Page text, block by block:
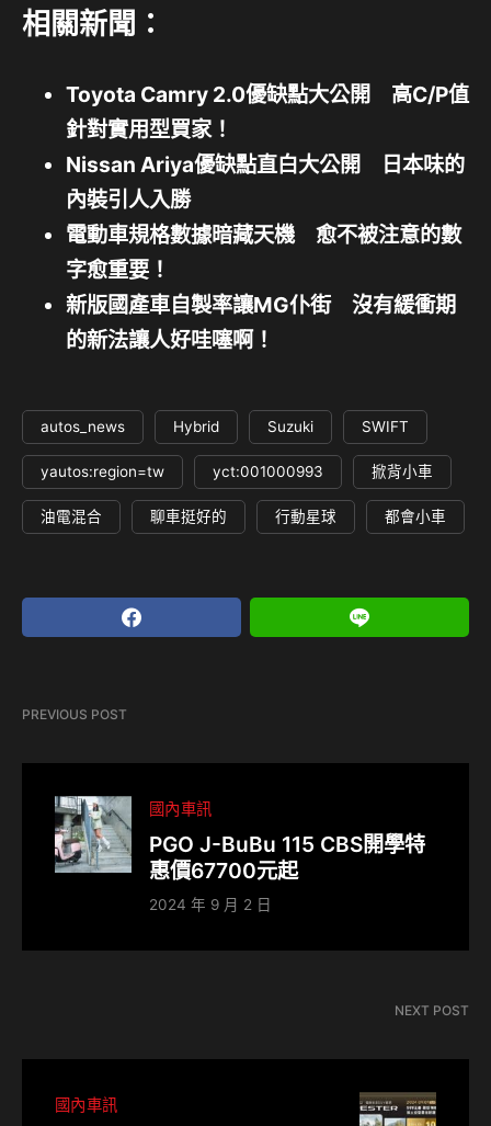
相關新聞：
Toyota Camry 2.0優缺點大公開 高C/P值
針對實用型買家！
Nissan Ariya優缺點直白大公開 日本味的
內裝引人入勝
電動車規格數據暗藏天機 愈不被注意的數
字愈重要！
新版國產車自製率讓MG仆街 沒有緩衝期
的新法讓人好哇噻啊！
autos_news Hybrid Suzuki SWIFT
yautos:region=tw yct:001000993 掀背小車
油電混合 聊車挺好的 行動星球 都會小車
PREVIOUS POST
國內車訊
PGO J-BuBu 115 CBS開學特
惠價67700元起
2024 年 9 月 2 日
NEXT POST
國內車訊